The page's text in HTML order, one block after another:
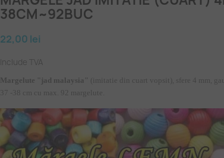
38CM~92BUC
22,00 lei
Include TVA
Margelute "jad malaysia" (imitatie din cuart vopsit), sfere 4 mm,
37 -38 cm cu max. 92 margelute.